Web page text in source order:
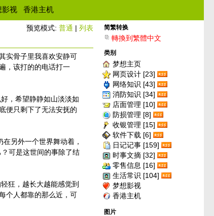
影视 香港主机
预览模式: 普通 | 列表
实骨子里我喜欢安静可
，该打的的电话打一
，希望静静如山淡淡如
便只剩下了无法安抚的
另外一个世界舞动着，
可是这世间的事除了结
狂，越长大越能感觉到
个人都靠的那么近，可
简繁转换
轉換到繁體中文
类别
梦想主页
网页设计 [23]
网络知识 [43]
消防知识 [34]
店面管理 [10]
防损管理 [8]
收银管理 [15]
软件下载 [6]
日记记事 [159]
时事文摘 [32]
零售信息 [16]
生活常识 [104]
梦想影视
香港主机
图片